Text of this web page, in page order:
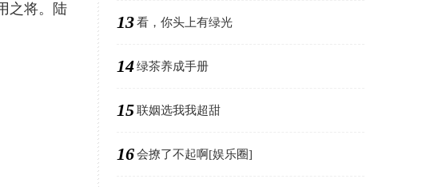
之将。陆
13看，你头上有绿光
14绿茶养成手册
15联姻选我我超甜
16会撩了不起啊[娱乐圈]